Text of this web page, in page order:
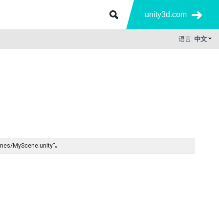
unity3d.com
语言: 中文
MyScene.unity”。